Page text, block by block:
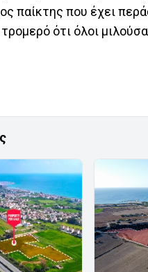
παίκτης που έχει
τρομερό ότι όλοι